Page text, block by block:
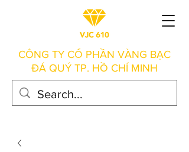
CÔNG TY CỔ PHẦN VÀNG BẠC
ĐÁ QUÝ TP. HỒ CHÍ MINH